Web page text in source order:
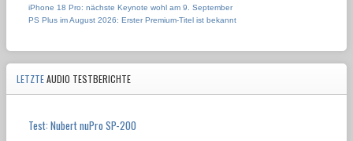
iPhone 18 Pro: nächste Keynote wohl am 9. September
PS Plus im August 2026: Erster Premium-Titel ist bekannt
LETZTEAUDIO TESTBERICHTE
Test: Nubert nuPro SP-200